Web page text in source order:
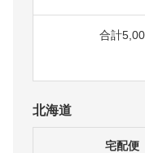
合計
北海道
宅配便